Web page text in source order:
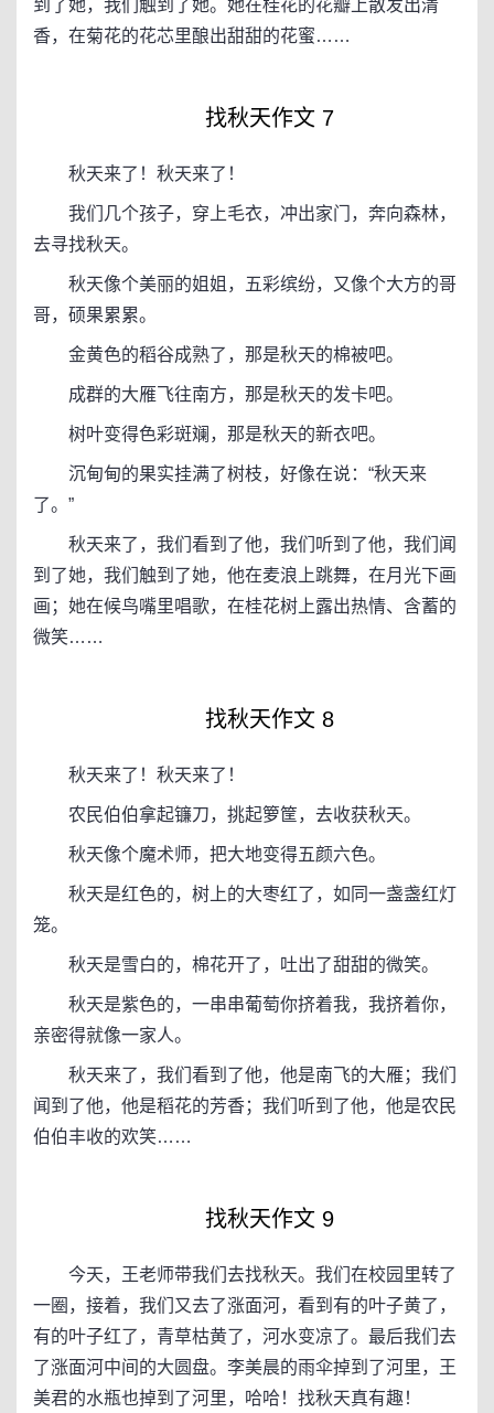
到了她，我们触到了她。她在桂花的花瓣上散发出清
香，在菊花的花芯里酿出甜甜的花蜜……
找秋天作文 7
秋天来了！秋天来了！
我们几个孩子，穿上毛衣，冲出家门，奔向森林，
去寻找秋天。
秋天像个美丽的姐姐，五彩缤纷，又像个大方的哥
哥，硕果累累。
金黄色的稻谷成熟了，那是秋天的棉被吧。
成群的大雁飞往南方，那是秋天的发卡吧。
树叶变得色彩斑斓，那是秋天的新衣吧。
沉甸甸的果实挂满了树枝，好像在说：“秋天来
了。”
秋天来了，我们看到了他，我们听到了他，我们闻
到了她，我们触到了她，他在麦浪上跳舞，在月光下画
画；她在候鸟嘴里唱歌，在桂花树上露出热情、含蓄的
微笑……
找秋天作文 8
秋天来了！秋天来了！
农民伯伯拿起镰刀，挑起箩筐，去收获秋天。
秋天像个魔术师，把大地变得五颜六色。
秋天是红色的，树上的大枣红了，如同一盏盏红灯
笼。
秋天是雪白的，棉花开了，吐出了甜甜的微笑。
秋天是紫色的，一串串葡萄你挤着我，我挤着你，
亲密得就像一家人。
秋天来了，我们看到了他，他是南飞的大雁；我们
闻到了他，他是稻花的芳香；我们听到了他，他是农民
伯伯丰收的欢笑……
找秋天作文 9
今天，王老师带我们去找秋天。我们在校园里转了
一圈，接着，我们又去了涨面河，看到有的叶子黄了，
有的叶子红了，青草枯黄了，河水变凉了。最后我们去
了涨面河中间的大圆盘。李美晨的雨伞掉到了河里，王
美君的水瓶也掉到了河里，哈哈！找秋天真有趣！